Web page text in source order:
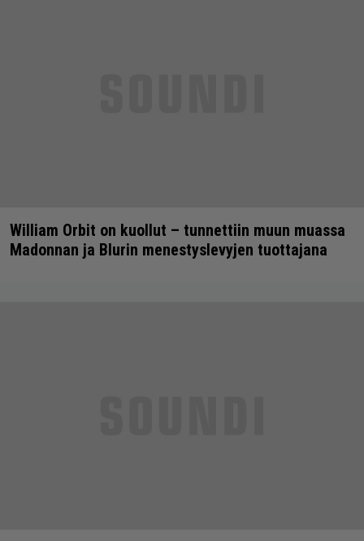
William Orbit on kuollut – tunnettiin muun muassa
Madonnan ja Blurin menestyslevyjen tuottajana